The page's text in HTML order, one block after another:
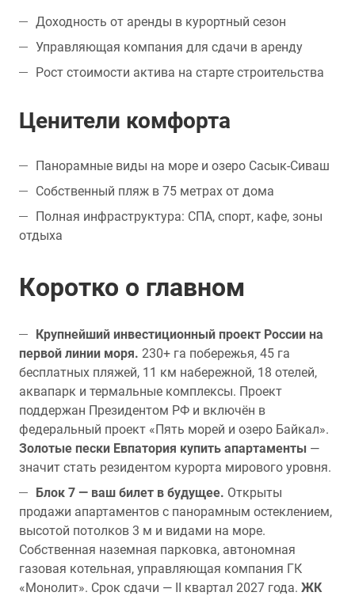
Доходность от аренды в курортный сезон
Управляющая компания для сдачи в аренду
Рост стоимости актива на старте строительства
Ценители комфорта
Панорамные виды на море и озеро Сасык-Сиваш
Собственный пляж в 75 метрах от дома
Полная инфраструктура: СПА, спорт, кафе, зоны
отдыха
Коротко о главном
Крупнейший инвестиционный проект России на
первой линии моря. 230+ га побережья, 45 га
бесплатных пляжей, 11 км набережной, 18 отелей,
аквапарк и термальные комплексы. Проект
поддержан Президентом РФ и включён в
федеральный проект «Пять морей и озеро Байкал».
Золотые пески Евпатория купить апартаменты —
значит стать резидентом курорта мирового уровня.
Блок 7 — ваш билет в будущее. Открыты
продажи апартаментов с панорамным остеклением,
высотой потолков 3 м и видами на море.
Собственная наземная парковка, автономная
газовая котельная, управляющая компания ГК
«Монолит». Срок сдачи — II квартал 2027 года. ЖК